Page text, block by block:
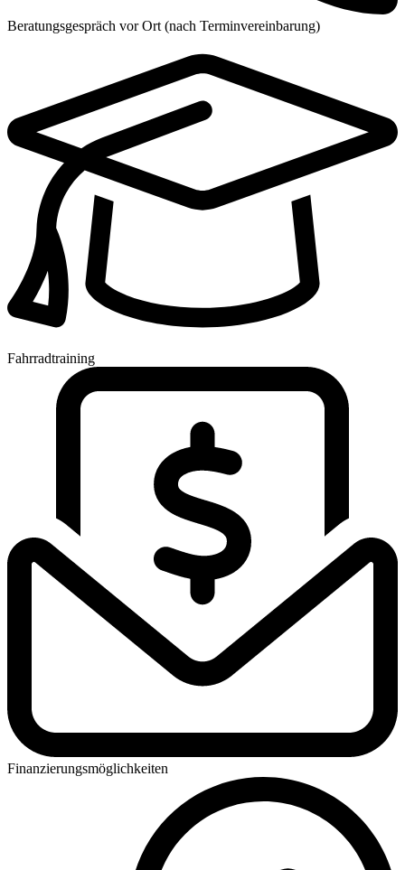
Beratungsgespräch vor Ort (nach Terminvereinbarung)
Fahrradtraining
Finanzierungsmöglichkeiten